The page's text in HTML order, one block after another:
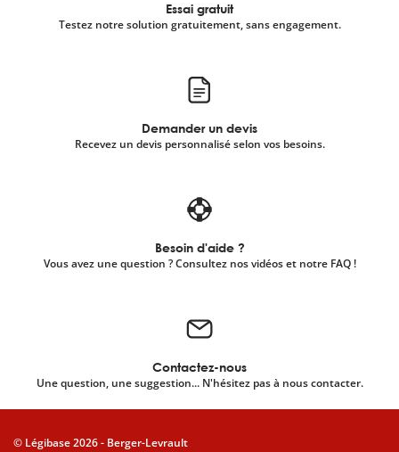
Essai gratuit
Testez notre solution gratuitement, sans engagement.
Demander un devis
Recevez un devis personnalisé selon vos besoins.
Besoin d'aide ?
Vous avez une question ? Consultez nos vidéos et notre FAQ !
Contactez-nous
Une question, une suggestion... N'hésitez pas à nous contacter.
© Légibase 2026 - Berger-Levrault